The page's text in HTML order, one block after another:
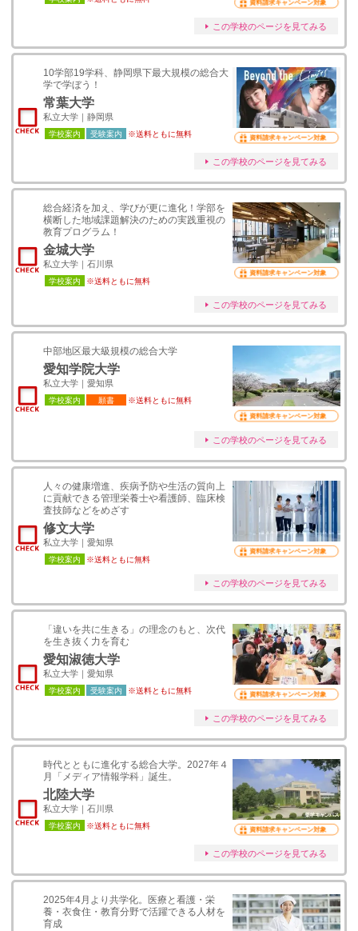
資料請求キャンペーン対象
この学校のページを見てみる
10学部19学科、静岡県下最大規模の総合大
学で学ぼう！
常葉大学
私立大学｜静岡県
学校案内 受験案内 ※送料ともに無料 資料請求キャンペーン対象
この学校のページを見てみる
総合経済を加え、学びが更に進化！学部を
横断した地域課題解決のための実践重視の
教育プログラム！
金城大学
私立大学｜石川県
学校案内 ※送料ともに無料
資料請求キャンペーン対象
この学校のページを見てみる
中部地区最大級規模の総合大学
愛知学院大学
私立大学｜愛知県
学校案内 願書 ※送料ともに無料
資料請求キャンペーン対象
この学校のページを見てみる
人々の健康増進、疾病予防や生活の質向上
に貢献できる管理栄養士や看護師、臨床検
査技師などをめざす
修文大学
私立大学｜愛知県
学校案内 ※送料ともに無料
資料請求キャンペーン対象
この学校のページを見てみる
「違いを共に生きる」の理念のもと、次代
を生き抜く力を育む
愛知淑徳大学
私立大学｜愛知県
学校案内 受験案内 ※送料ともに無料 資料請求キャンペーン対象
この学校のページを見てみる
時代とともに進化する総合大学。2027年４
月「メディア情報学科」誕生。
北陸大学
私立大学｜石川県
学校案内 ※送料ともに無料 資料請求キャンペーン対象
この学校のページを見てみる
2025年4月より共学化。医療と看護・栄
養・衣食住・教育分野で活躍できる人材を
育成